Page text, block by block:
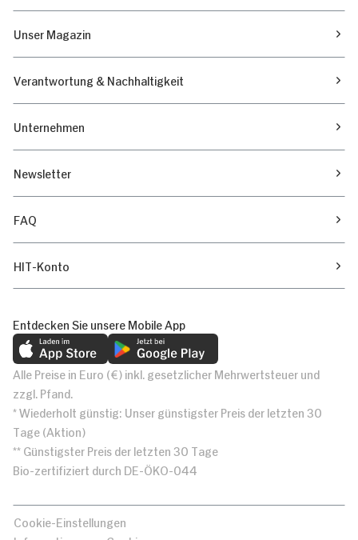
Unser Magazin
Verantwortung & Nachhaltigkeit
Unternehmen
Newsletter
FAQ
HIT-Konto
Entdecken Sie unsere Mobile App
Alle Preise in Euro (€) inkl. gesetzlicher Mehrwertsteuer und
zzgl. Pfand.
* Wiederholt günstig: Unser günstigster Preis der letzten 30
Tage (Aktion)
** Günstigster Preis der letzten 30 Tage
Bio-zertifiziert durch DE-ÖKO-044
Cookie-Einstellungen